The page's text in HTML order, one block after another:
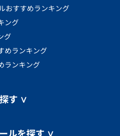
おすすめランキング
ング
グ
めランキング
ランキング
す ∨
ルを探す ∨